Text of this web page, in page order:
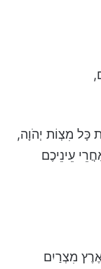
כָּל מִצְוֹת יְהֹוָה,
עֵינֵיכֶם
מִצְרַיִם